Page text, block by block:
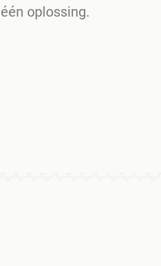
oplossing.